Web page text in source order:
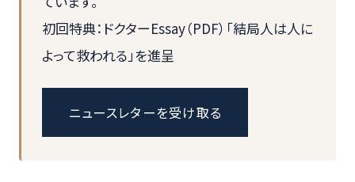
初回特典：ドクターEssay（PDF）「結局人は人に
よって救われる」を進呈
ニュースレターを受け取る